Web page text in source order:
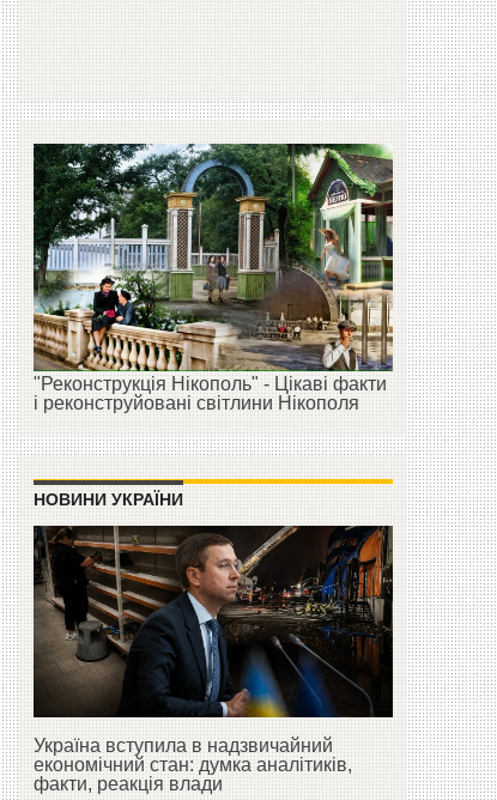
"Реконструкція Нікополь" - Цікаві факти
і реконструйовані світлини Нікополя
НОВИНИ УКРАЇНИ
Україна вступила в надзвичайний
економічний стан: думка аналітиків,
факти, реакція влади